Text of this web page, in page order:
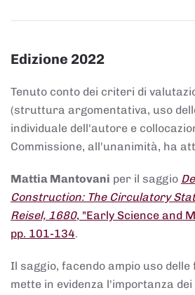
Edizione 2022
Tenuto conto dei criteri di
(struttura argomentativa, uso
individuale dell'autore e
Commissione, all'unanimità, ha
Mattia Mantovani per il saggio
Construction: The Circulatory
Reisel, 1680, "Early Science and
pp. 101-134.
Il saggio, facendo ampio uso
mette in evidenza l'importanza